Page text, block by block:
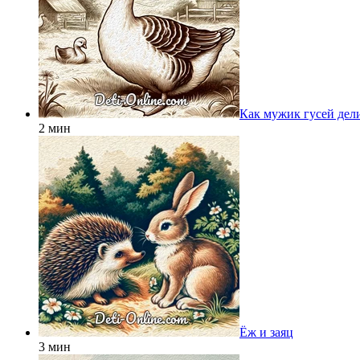
Как мужик гусей
2 мин
Ёж и заяц
3 мин